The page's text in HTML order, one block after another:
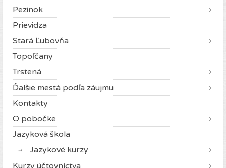
Pezinok
Prievidza
Stará Ľubovňa
Topoľčany
Trstená
Ďalšie mestá podľa záujmu
Kontakty
O pobočke
Jazyková škola
Jazykové kurzy